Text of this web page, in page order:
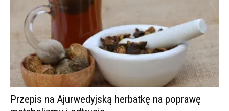
Przepis na Ajurwedyjską herbatkę na poprawę